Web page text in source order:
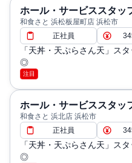
ホール・サービススタッ
和食さと 浜松板屋町店 浜松市
正社員
「天丼・天ぷらさん天」ス
◎
注目
ホール・サービススタッ
和食さと 浜北店 浜松市
正社員
「天丼・天ぷらさん天」ス
◎